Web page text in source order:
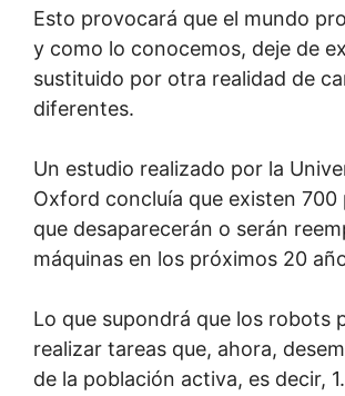
Esto provocará que el mundo
y como lo conocemos, deje de
sustituido por otra realidad de
diferentes.
Un estudio realizado por la
Oxford concluía que existen 700
que desaparecerán o serán
máquinas en los próximos 20
Lo que supondrá que los robots
realizar tareas que, ahora,
de la población activa, es decir,